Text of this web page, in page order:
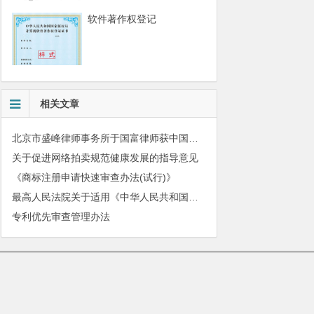
软件著作权登记
相关文章
关于促进网络拍卖规范健康发展的指导意见
《商标注册申请快速审查办法(试行)》
专利优先审查管理办法